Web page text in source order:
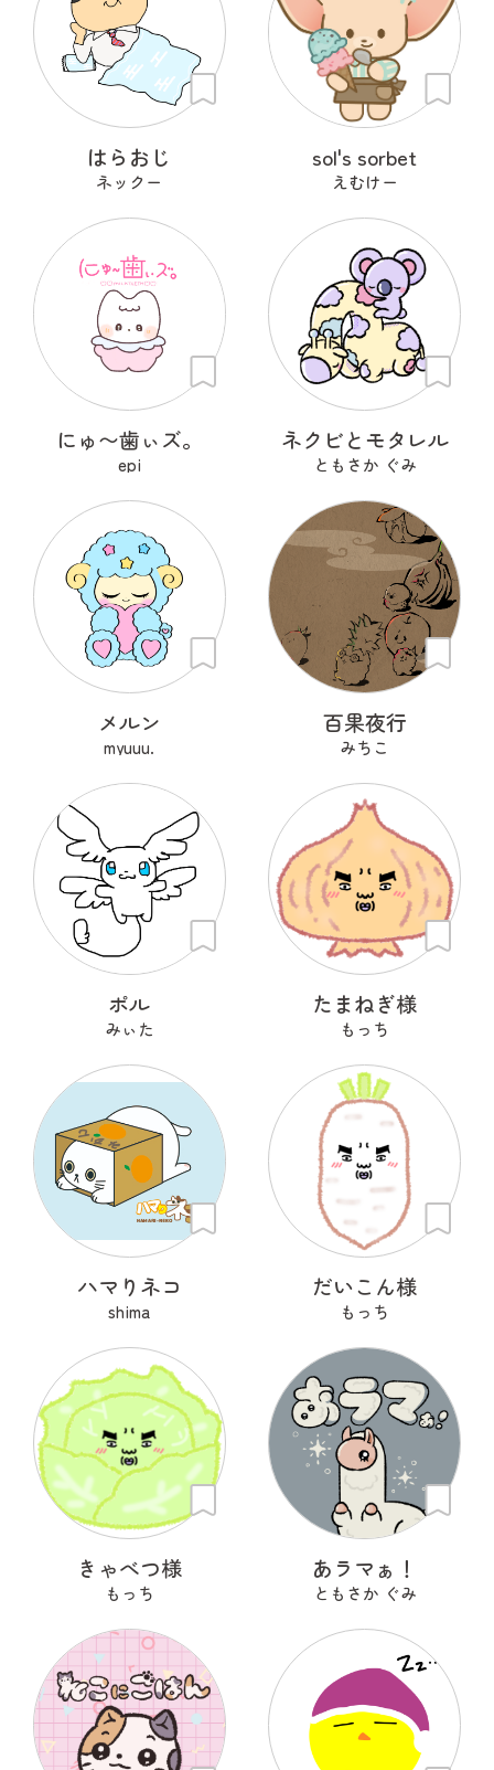
はらおじ
ネックー
sol's sorbet
えむけー
にゅ〜歯ぃズ。
epi
ネクビとモタレル
ともさか ぐみ
メルン
myuuu.
百果夜行
みちこ
ポル
みぃた
たまねぎ様
もっち
ハマりネコ
shima
だいこん様
もっち
きゃべつ様
もっち
あラマぁ！
ともさか ぐみ